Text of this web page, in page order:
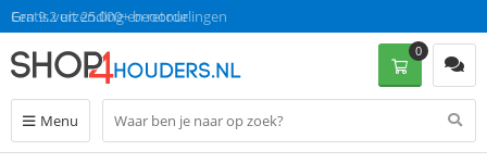
Gratis verzending en retour
Een 9.2 uit 25.000+ beoordelingen
Menu
0